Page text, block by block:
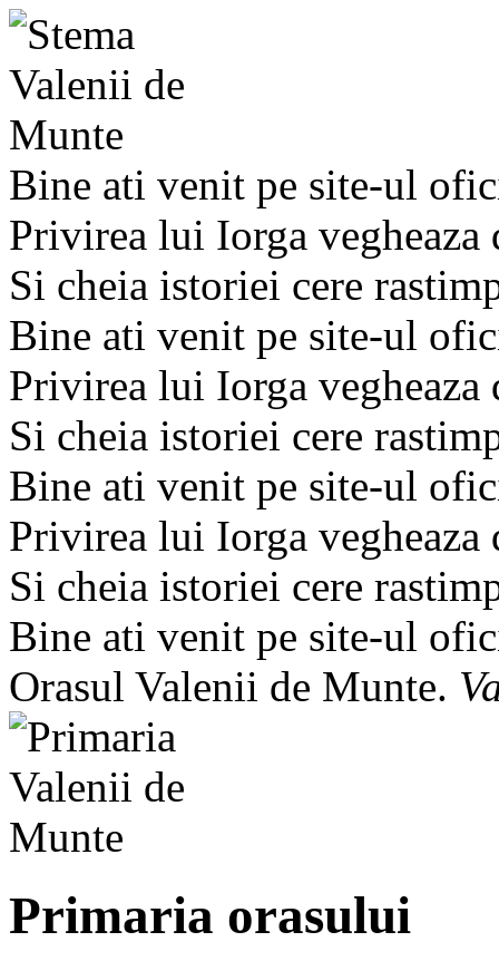
Bine ati venit pe site-ul
Privirea lui Iorga
Si cheia istoriei cere
Bine ati venit pe site-ul
Privirea lui Iorga
Si cheia istoriei cere
Bine ati venit pe site-ul
Privirea lui Iorga
Si cheia istoriei cere
Bine ati venit pe site-ul
Orasul Valenii de Munte.
Primaria orasului